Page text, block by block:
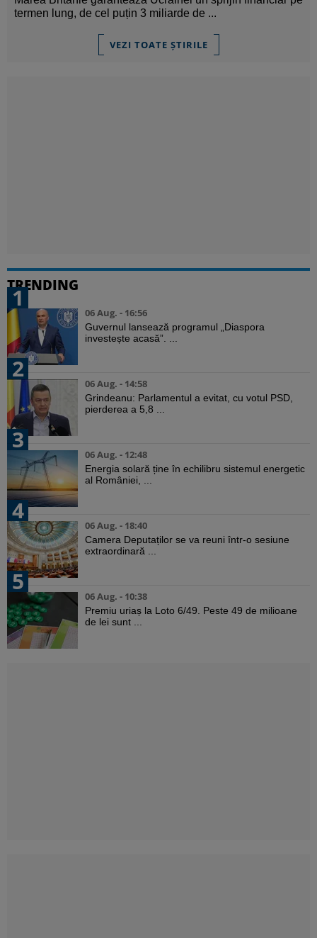
termen lung, de cel puțin 3 miliarde de ...
VEZI TOATE ȘTIRILE
TRENDING
1
06 Aug. - 16:56
Guvernul lansează programul „Diaspora
investește acasă”. ...
2
06 Aug. - 14:58
Grindeanu: Parlamentul a evitat, cu votul PSD,
pierderea a 5,8 ...
3
06 Aug. - 12:48
Energia solară ține în echilibru sistemul energetic
al României, ...
4
06 Aug. - 18:40
Camera Deputaților se va reuni într-o sesiune
extraordinară ...
5
06 Aug. - 10:38
Premiu uriaș la Loto 6/49. Peste 49 de milioane
de lei sunt ...